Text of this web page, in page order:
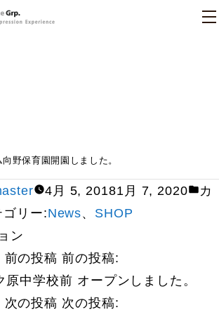
育園開園しました。
野保育園開園しました。
4月 5, 20181月 7, 2020
カ
ゴリー:News、 SHOP
ン
前の投稿 前の投稿:
原中学校前 オープンしました。
次の投稿 次の投稿: